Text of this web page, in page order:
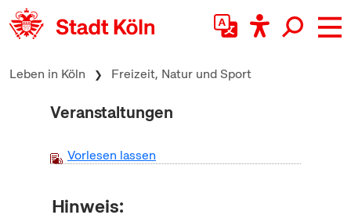
zum Inhalt springen
Leben in Köln Freizeit, Natur und Sport
Veranstaltungen
Vorlesen lassen
Hinweis: